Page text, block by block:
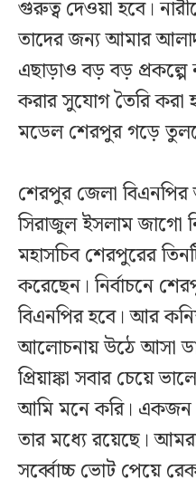
গুরুত্ব দেওয়া হবে।
তাদের জন্য আমার
এছাড়াও বড় বড় প্রকল্পে
করার সুযোগ তৈরি করা
মডেল শেরপুর গড়ে
শেরপুর জেলা
সিরাজুল ইসলাম জাগো
মহাসচিব শেরপুরের
করেছেন। নির্বাচনে
বিএনপির হবে। আর
আলোচনায় উঠে আসা
প্রিয়াঙ্কা সবার চেয়ে
আমি মনে করি। একজন
তার মধ্যে রয়েছে।
সর্ব্বোচ্চ ভোট পেয়ে